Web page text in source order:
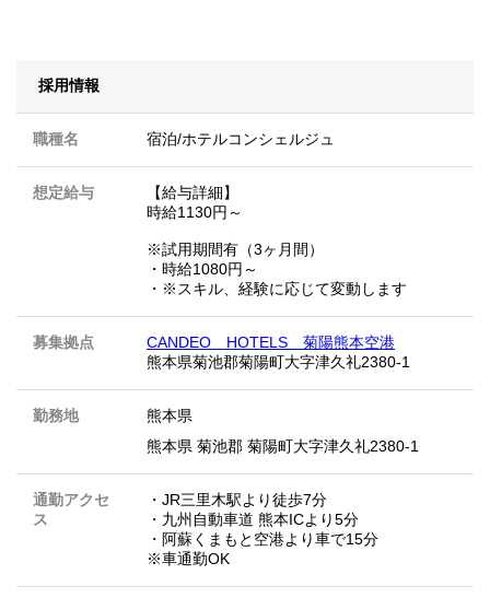
採用情報
職種名 宿泊/ホテルコンシェルジュ
想定給与
【給与詳細】
時給1130円～
※試用期間有（3ヶ月間）
・時給1080円～
・※スキル、経験に応じて変動します
募集拠点
CANDEO HOTELS 菊陽熊本空港
熊本県菊池郡菊陽町大字津久礼2380-1
勤務地
熊本県
熊本県 菊池郡 菊陽町大字津久礼2380-1
通勤アクセ
ス
・JR三里木駅より徒歩7分
・九州自動車道 熊本ICより5分
・阿蘇くまもと空港より車で15分
※車通勤OK